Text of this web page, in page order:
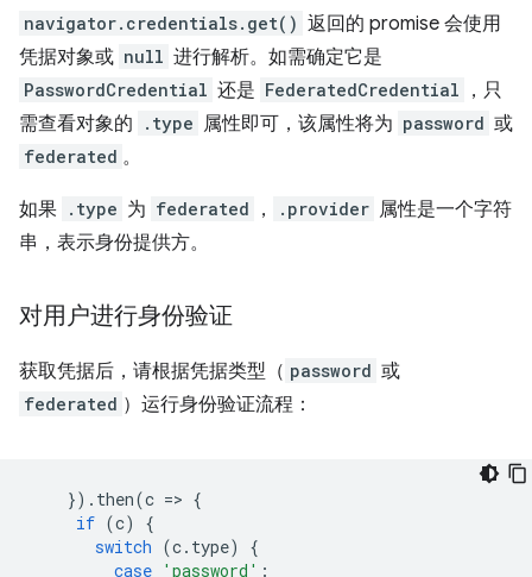
navigator.credentials.get() 返回的 promise 会使用
凭据对象或 null 进行解析。如需确定它是
PasswordCredential 还是 FederatedCredential
，只
需查看对象的
.type 属性即可，该属性将为 password 或
federated 。
如果 .type 为 federated ， .provider 属性是一个字符
串，表示身份提供方。
对用户进行身份验证
获取凭据后，请根据凭据类型（ password 或
federated ）运行身份验证流程：
}). then(c => {
if (c)
{
switch (c. type)
{
case 'password' :